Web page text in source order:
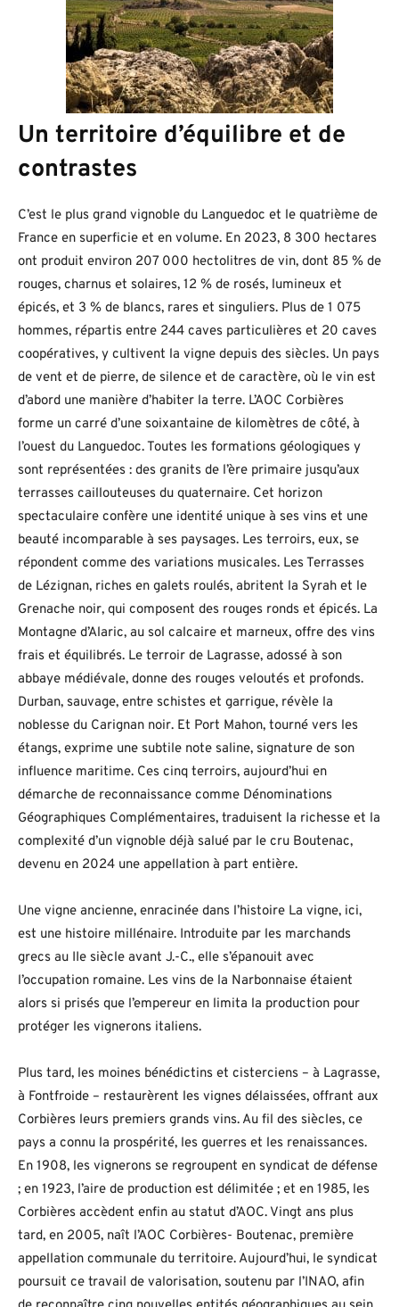
Un territoire d’équilibre et de
contrastes
C’est le plus grand vignoble du Languedoc et le quatrième de
France en superficie et en volume. En 2023, 8 300 hectares
ont produit environ 207 000 hectolitres de vin, dont 85 % de
rouges, charnus et solaires, 12 % de rosés, lumineux et
épicés, et 3 % de blancs, rares et singuliers. Plus de 1 075
hommes, répartis entre 244 caves particulières et 20 caves
coopératives, y cultivent la vigne depuis des siècles. Un pays
de vent et de pierre, de silence et de caractère, où le vin est
d’abord une manière d’habiter la terre. L’AOC Corbières
forme un carré d’une soixantaine de kilomètres de côté, à
l’ouest du Languedoc. Toutes les formations géologiques y
sont représentées : des granits de l’ère primaire jusqu’aux
terrasses caillouteuses du quaternaire. Cet horizon
spectaculaire confère une identité unique à ses vins et une
beauté incomparable à ses paysages. Les terroirs, eux, se
répondent comme des variations musicales. Les Terrasses
de Lézignan, riches en galets roulés, abritent la Syrah et le
Grenache noir, qui composent des rouges ronds et épicés. La
Montagne d’Alaric, au sol calcaire et marneux, offre des vins
frais et équilibrés. Le terroir de Lagrasse, adossé à son
abbaye médiévale, donne des rouges veloutés et profonds.
Durban, sauvage, entre schistes et garrigue, révèle la
noblesse du Carignan noir. Et Port Mahon, tourné vers les
étangs, exprime une subtile note saline, signature de son
influence maritime. Ces cinq terroirs, aujourd’hui en
démarche de reconnaissance comme Dénominations
Géographiques Complémentaires, traduisent la richesse et la
complexité d’un vignoble déjà salué par le cru Boutenac,
devenu en 2024 une appellation à part entière.
Une vigne ancienne, enracinée dans l’histoire La vigne, ici,
est une histoire millénaire. Introduite par les marchands
grecs au IIe siècle avant J.-C., elle s’épanouit avec
l’occupation romaine. Les vins de la Narbonnaise étaient
alors si prisés que l’empereur en limita la production pour
protéger les vignerons italiens.
Plus tard, les moines bénédictins et cisterciens – à Lagrasse,
à Fontfroide – restaurèrent les vignes délaissées, offrant aux
Corbières leurs premiers grands vins. Au fil des siècles, ce
pays a connu la prospérité, les guerres et les renaissances.
En 1908, les vignerons se regroupent en syndicat de défense
; en 1923, l’aire de production est délimitée ; et en 1985, les
Corbières accèdent enfin au statut d’AOC. Vingt ans plus
tard, en 2005, naît l’AOC Corbières- Boutenac, première
appellation communale du territoire. Aujourd’hui, le syndicat
poursuit ce travail de valorisation, soutenu par l’INAO, afin